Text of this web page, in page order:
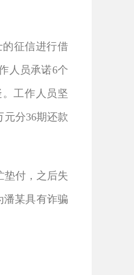
征信进行借
人员承诺6个
工作人员坚
分36期还款
付，之后失
潘某具有诈骗